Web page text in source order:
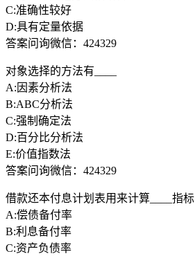
C:准确性较好
D:具有定量依据
答案问询微信：424329
对象选择的方法有____
A:因素分析法
B:ABC分析法
C:强制确定法
D:百分比分析法
E:价值指数法
答案问询微信：424329
借款还本付息计划表用来计算____指标
A:偿债备付率
B:利息备付率
C:资产负债率